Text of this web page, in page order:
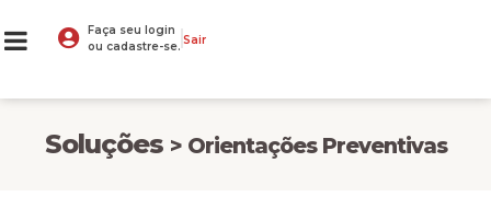
Faça seu login
ou cadastre-se. Sair
Soluções > Orientações Preventivas